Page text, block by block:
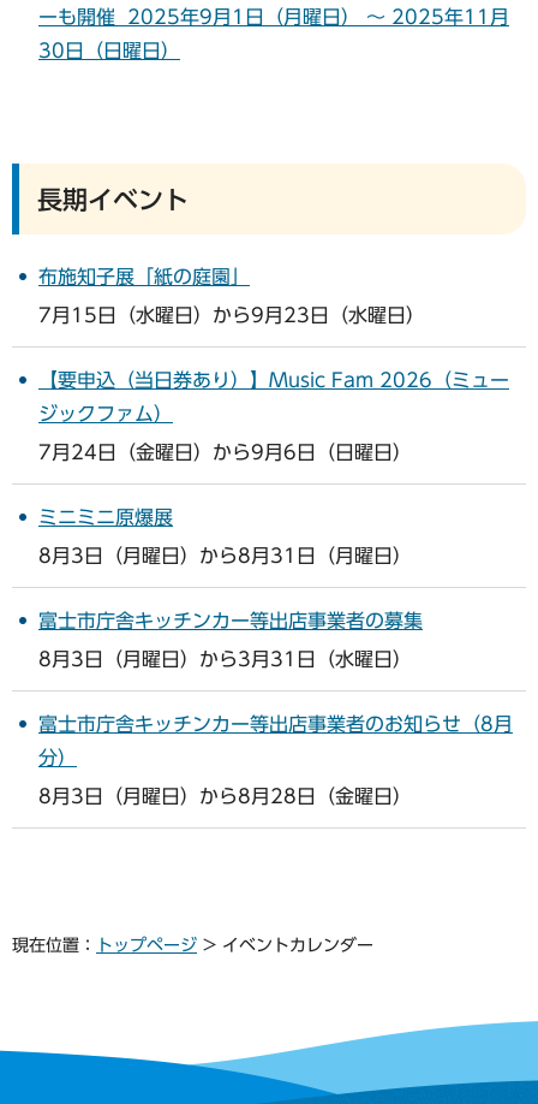
ーも開催 2025年9月1日（月曜日） ～ 2025年11月
30日（日曜日）
長期イベント
布施知子展「紙の庭園」
7月15日（水曜日）から9月23日（水曜日）
【要申込（当日券あり）】Music Fam 2026（ミュー
ジックファム）
7月24日（金曜日）から9月6日（日曜日）
ミニミニ原爆展
8月3日（月曜日）から8月31日（月曜日）
富士市庁舎キッチンカー等出店事業者の募集
8月3日（月曜日）から3月31日（水曜日）
富士市庁舎キッチンカー等出店事業者のお知らせ（8月
分）
8月3日（月曜日）から8月28日（金曜日）
現在位置： トップページ > イベントカレンダー